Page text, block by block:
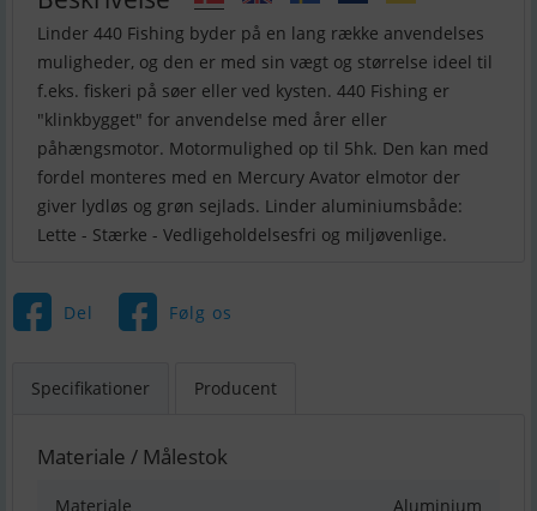
Linder 440 Fishing byder på en lang række anvendelses
muligheder, og den er med sin vægt og størrelse ideel til
f.eks. fiskeri på søer eller ved kysten. 440 Fishing er
"klinkbygget" for anvendelse med årer eller
påhængsmotor. Motormulighed op til 5hk. Den kan med
fordel monteres med en Mercury Avator elmotor der
giver lydløs og grøn sejlads. Linder aluminiumsbåde:
Lette - Stærke - Vedligeholdelsesfri og miljøvenlige.
Del Følg os
Specifikationer Producent
Materiale / Målestok
Materiale Aluminium